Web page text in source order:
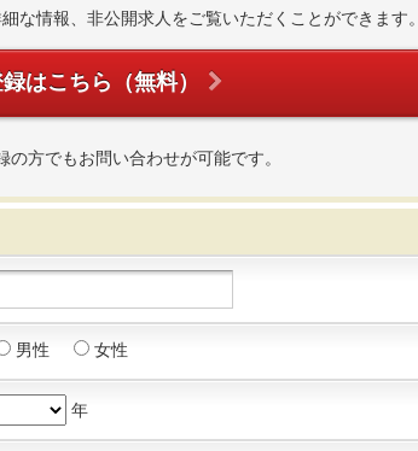
な情報、非公開求人をご覧いただくことができます。
はこちら（無料）
の方でもお問い合わせが可能です。
男性 女性
年